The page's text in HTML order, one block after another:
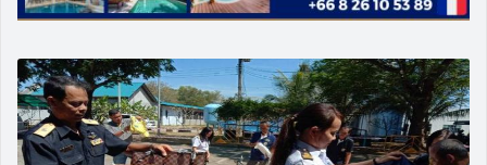
Campagne de sécurité routière ‘Seven Days of Danger’ de